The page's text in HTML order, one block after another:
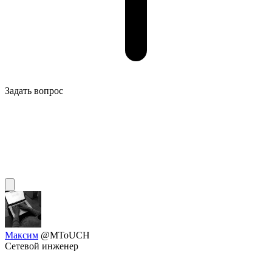
Задать вопрос
Максим @MToUCH
Сетевой инженер